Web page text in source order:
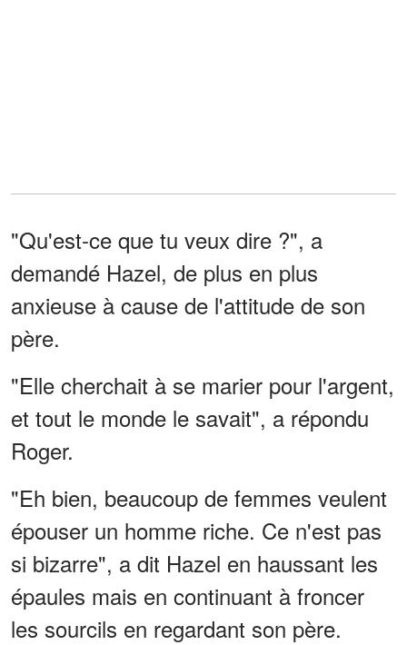
"Qu'est-ce que tu veux dire ?", a
demandé Hazel, de plus en plus
anxieuse à cause de l'attitude de son
père.
"Elle cherchait à se marier pour l'argent,
et tout le monde le savait", a répondu
Roger.
"Eh bien, beaucoup de femmes veulent
épouser un homme riche. Ce n'est pas
si bizarre", a dit Hazel en haussant les
épaules mais en continuant à froncer
les sourcils en regardant son père.